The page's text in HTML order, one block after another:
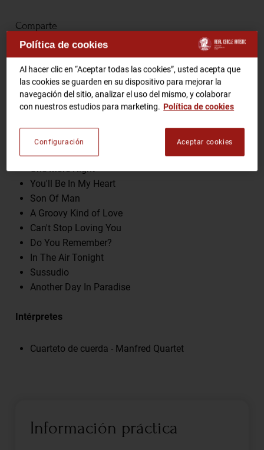
RCA TV
RCA TEATRO
Gastronomic Experience 360º
Entradas Eventos
CA ES
Comparte
Programa
Invisible Touch
Against All Odds (Take A Look At Me Now)
One More Night
You'll Be In My Heart
Son Of Man
A Groovy Kind of Love
Can't Stop Loving You
Do You Remember?
In The Air Tonight
Sussudio
Another Day In Paradise
Intérpretes
Cuarteto de cuerda - Manfred Quartet
Información práctica
Política de cookies
Al hacer clic en “Aceptar todas las cookies”, usted acepta que
las cookies se guarden en su dispositivo para mejorar la
navegación del sitio, analizar el uso del mismo, y colaborar
con nuestros estudios para marketing. Política de cookies
Aceptar cookies
Configuración